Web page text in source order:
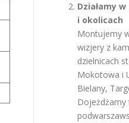
Działamy
i okolicach
Montujemy
wizjery z
dzielnicach
Mokotowa i
Bielany,